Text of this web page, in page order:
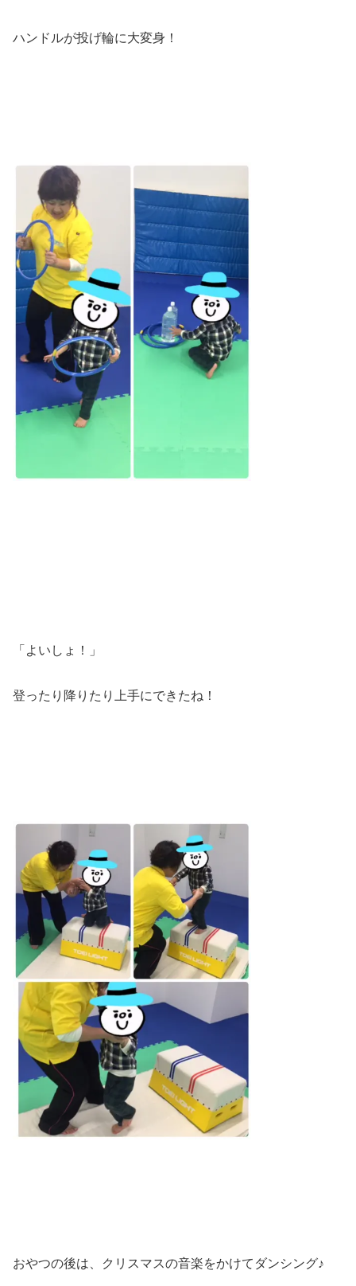
ハンドルが投げ輪に大変身！
「よいしょ！」
登ったり降りたり上手にできたね！
おやつの後は、クリスマスの音楽をかけてダンシング♪